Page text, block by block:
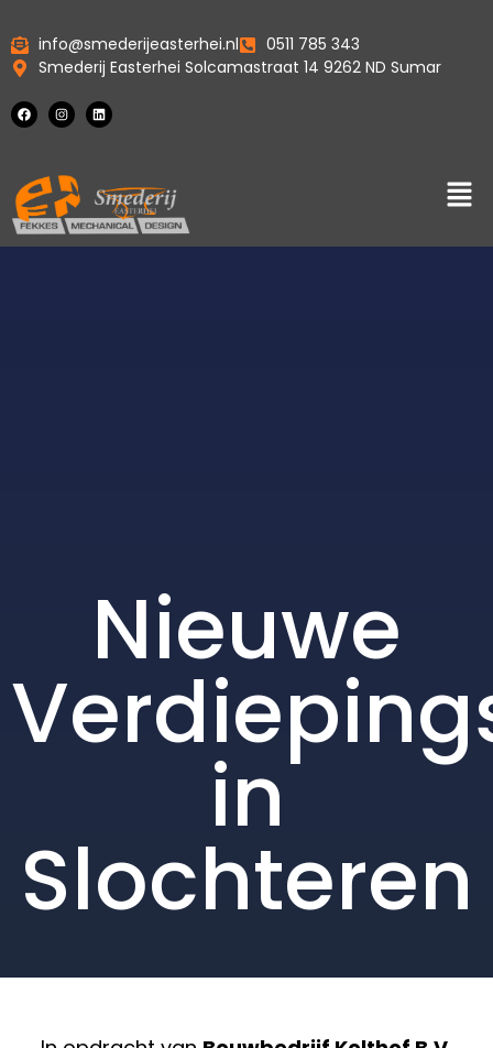
info@smederijeasterhei.nl
0511 785 343
Smederij Easterhei Solcamastraat 14 9262 ND Sumar
Nieuwe
in
Slochteren